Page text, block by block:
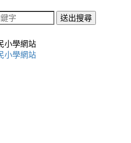
送出搜尋
小學網站
小學網站